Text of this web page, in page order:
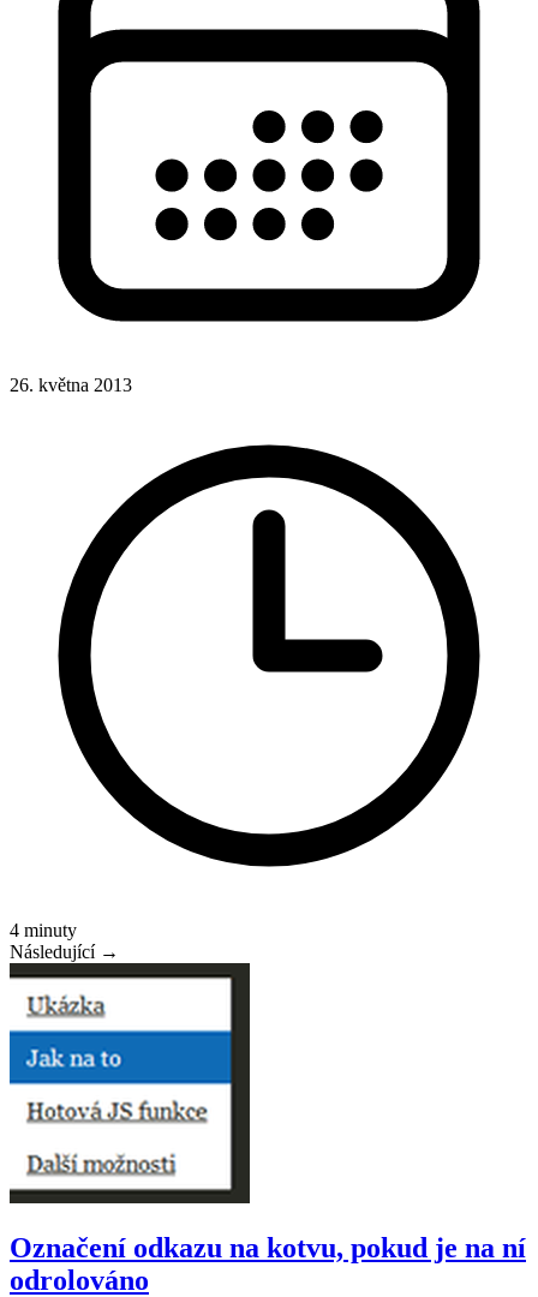
26. května 2013
4 minuty
Následující →
Označení odkazu na kotvu, pokud je na ní
odrolováno